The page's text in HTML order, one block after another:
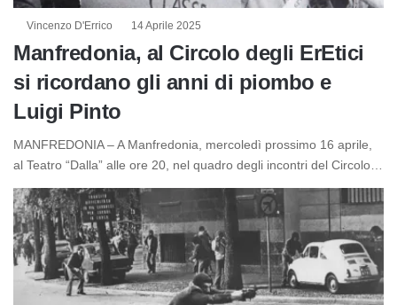
Vincenzo D'Errico 14 Aprile 2025
Manfredonia, al Circolo degli ErEtici
si ricordano gli anni di piombo e
Luigi Pinto
MANFREDONIA – A Manfredonia, mercoledì prossimo 16 aprile,
al Teatro “Dalla” alle ore 20, nel quadro degli incontri del Circolo…